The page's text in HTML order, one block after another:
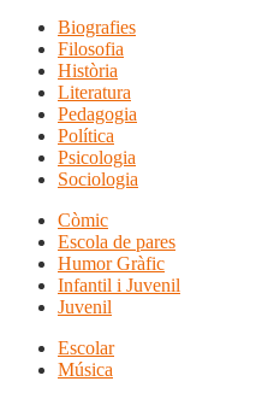
Biografies
Filosofia
Història
Literatura
Pedagogia
Política
Psicologia
Sociologia
Còmic
Escola de pares
Humor Gràfic
Infantil i Juvenil
Juvenil
Escolar
Música